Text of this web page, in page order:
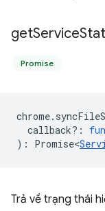
getService
Promise
chrome.
callback? :
) : Promise<
Trả về trạng thái